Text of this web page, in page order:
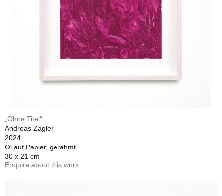
„Ohne Titel“
Andreas Zagler
2024
Öl auf Papier, gerahmt
30 x 21 cm
Enquire about this work